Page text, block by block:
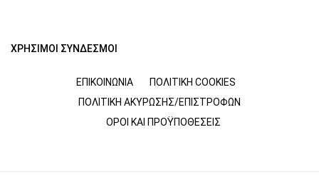
ΧΡΗΣΙΜΟΙ ΣΥΝΔΕΣΜΟΙ
ΕΠΙΚΟΙΝΩΝΊΑ
ΠΟΛΙΤΙΚΉ COOKIES
ΠΟΛΙΤΙΚΉ ΑΚΎΡΩΣΗΣ/ΕΠΙΣΤΡΟΦΏΝ
ΌΡΟΙ ΚΑΙ ΠΡΟΫΠΟΘΈΣΕΙΣ